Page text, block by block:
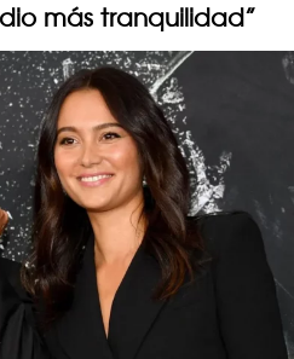
más tranquilidad”